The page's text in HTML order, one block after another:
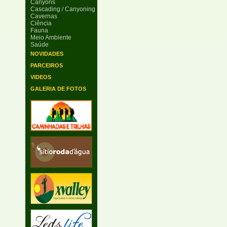
Canyons
Cascading / Canyoning
Cavernas
Ciência
Fauna
Meio Ambiente
Saúde
NOVIDADES
PARCEIROS
VIDEOS
GALERIA DE FOTOS